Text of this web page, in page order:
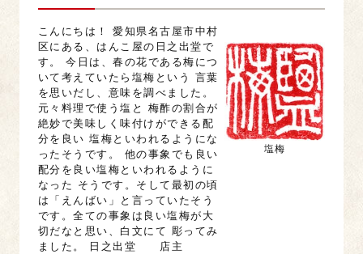
塩梅
こんにちは！ 愛知県名古屋市中村
区にある、はんこ屋の日之出堂で
す。 今日は、春の花である梅につ
いて考えていたら塩梅という 言葉
を思いだし、意味を調べました。
元々料理で使う塩と 梅酢の割合が
絶妙で美味しく味付けができる配
分を良い 塩梅といわれるようにな
ったそうです。 他の事象でも良い
配分を良い塩梅といわれるように
なった そうです。そして最初の頃
は「えんばい」と言っていたそう
です。全ての事象は良い塩梅が大
切だなと思い、白文にて 彫ってみ
ました。 日之出堂 店主